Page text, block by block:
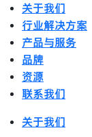
关于我们
行业解决方案
产品与服务
品牌
资源
联系我们
关于我们